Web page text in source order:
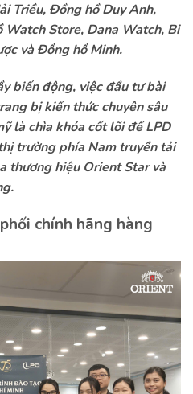
Triều, Đồng hồ Duy Anh,
Store, Dana Watch, Bi
và Đồng hồ Minh.
biến động, việc đầu tư bài
bị kiến thức chuyên sâu
là chìa khóa cốt lõi để LPD
trường phía Nam truyền tải
thương hiệu Orient Star và
chính hãng hàng